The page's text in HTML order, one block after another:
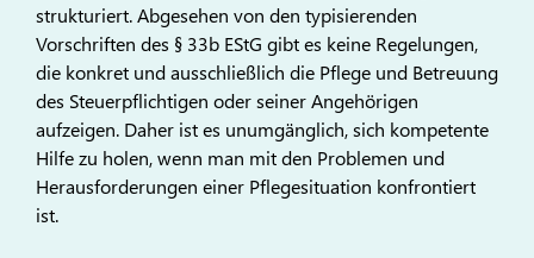
strukturiert. Abgesehen von den typisierenden
Vorschriften des § 33b EStG gibt es keine Regelungen,
die konkret und ausschließlich die Pflege und Betreuung
des Steuerpflichtigen oder seiner Angehörigen
aufzeigen. Daher ist es unumgänglich, sich kompetente
Hilfe zu holen, wenn man mit den Problemen und
Herausforderungen einer Pflegesituation konfrontiert
ist.